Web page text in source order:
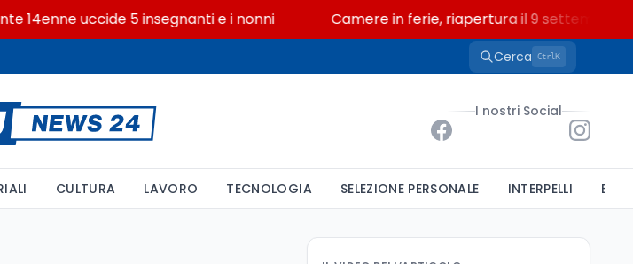
uccide 5 insegnanti e i nonni Camere in ferie, riapertura il 9 settembre tra
Cerca CtrlK
I nostri Social
CULTURA LAVORO TECNOLOGIA SELEZIONE PERSONALE INTERPELLI